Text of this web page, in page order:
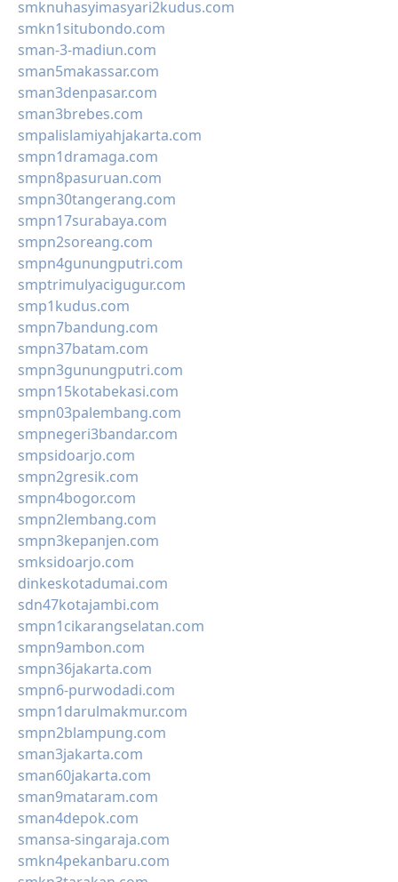
smknuhasyimasyari2kudus.com
smkn1situbondo.com
sman-3-madiun.com
sman5makassar.com
sman3denpasar.com
sman3brebes.com
smpalislamiyahjakarta.com
smpn1dramaga.com
smpn8pasuruan.com
smpn30tangerang.com
smpn17surabaya.com
smpn2soreang.com
smpn4gunungputri.com
smptrimulyacigugur.com
smp1kudus.com
smpn7bandung.com
smpn37batam.com
smpn3gunungputri.com
smpn15kotabekasi.com
smpn03palembang.com
smpnegeri3bandar.com
smpsidoarjo.com
smpn2gresik.com
smpn4bogor.com
smpn2lembang.com
smpn3kepanjen.com
smksidoarjo.com
dinkeskotadumai.com
sdn47kotajambi.com
smpn1cikarangselatan.com
smpn9ambon.com
smpn36jakarta.com
smpn6-purwodadi.com
smpn1darulmakmur.com
smpn2blampung.com
sman3jakarta.com
sman60jakarta.com
sman9mataram.com
sman4depok.com
smansa-singaraja.com
smkn4pekanbaru.com